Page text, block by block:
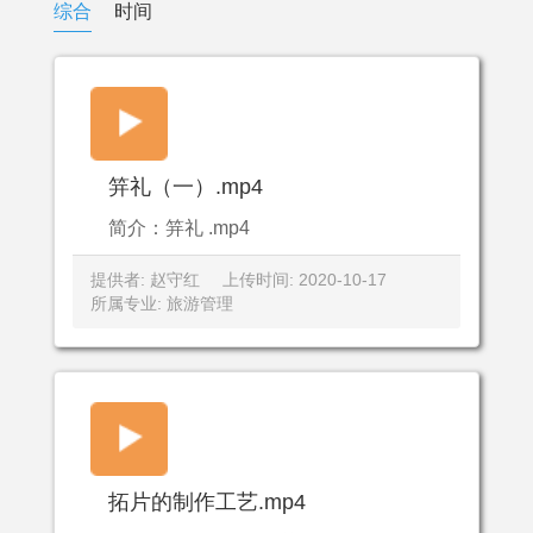
综合 时间
笄礼（一）.mp4
简介：笄礼 .mp4
提供者: 赵守红
上传时间: 2020-10-17
所属专业: 旅游管理
拓片的制作工艺.mp4